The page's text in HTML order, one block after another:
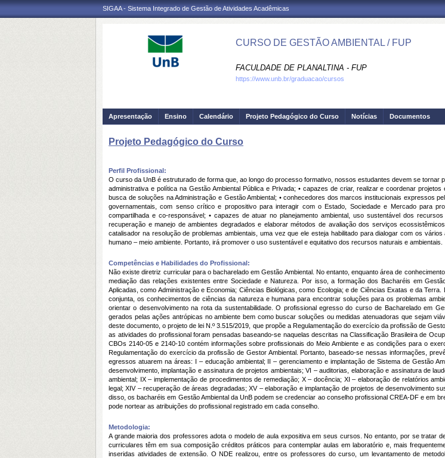
SIGAA - Sistema Integrado de Gestão de Atividades Acadêmicas
CURSO DE GESTÃO AMBIENTAL / FUP
FACULDADE DE PLANALTINA - FUP
https://www.unb.br/graduacao/cursos
Apresentação Ensino Calendário Projeto Pedagógico do Curso Notícias Documentos
Projeto Pedagógico do Curso
Perfil Profissional:
O curso da UnB é estruturado de forma que, ao longo do processo formativo, nossos estudantes devem se tornar
administrativa e política na Gestão Ambiental Pública e Privada; • capazes de criar, realizar e coordenar
busca de soluções na Administração e Gestão Ambiental; • conhecedores dos marcos institucionais expressos
governamentais, com senso crítico e propositivo para interagir com o Estado, Sociedade e Mercado para
compartilhada e co-responsável; • capazes de atuar no planejamento ambiental, uso sustentável dos
recuperação e manejo de ambientes degradados e elaborar métodos de avaliação dos serviços
catalisador na resolução de problemas ambientais, uma vez que ele esteja habilitado para dialogar com os
humano – meio ambiente. Portanto, irá promover o uso sustentável e equitativo dos recursos naturais e ambientais.
Competências e Habilidades do Profissional:
Não existe diretriz curricular para o bacharelado em Gestão Ambiental. No entanto, enquanto área de
mediação das relações existentes entre Sociedade e Natureza. Por isso, a formação dos Bacharéis em
Aplicadas, como Administração e Economia; Ciências Biológicas, como Ecologia; e de Ciências Exatas e da
conjunta, os conhecimentos de ciências da natureza e humana para encontrar soluções para os problemas
orientar o desenvolvimento na rota da sustentabilidade. O profissional egresso do curso de Bacharelado em
gerados pelas ações antrópicas no ambiente bem como buscar soluções ou medidas atenuadoras que sejam
deste documento, o projeto de lei N.º 3.515/2019, que propõe a Regulamentação do exercício da profissão de
as atividades do profissional foram pensadas baseando-se naquelas descritas na Classificação Brasileira de
CBOs 2140-05 e 2140-10 contém informações sobre profissionais do Meio Ambiente e as condições para o
Regulamentação do exercício da profissão de Gestor Ambiental. Portanto, baseado-se nessas informações,
egressos atuarem na áreas: I – educação ambiental; II – gerenciamento e implantação de Sistema de Gestão
desenvolvimento, implantação e assinatura de projetos ambientais; VI – auditorias, elaboração e assinatura de
ambiental; IX – implementação de procedimentos de remediação; X – docência; XI – elaboração de relatórios
legal; XIV – recuperação de áreas degradadas; XV – elaboração e implantação de projetos de desenvolvimento
disso, os bacharéis em Gestão Ambiental da UnB podem se credenciar ao conselho profissional CREA-DF e em
pode nortear as atribuições do profissional registrado em cada conselho.
Metodologia:
A grande maioria dos professores adota o modelo de aula expositiva em seus cursos. No entanto, por se tratar
curriculares têm em sua composição créditos práticos para contemplar aulas em laboratório e, mais
inseridas atividades de extensão. O NDE realizou, entre os professores do curso, um levantamento de